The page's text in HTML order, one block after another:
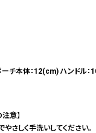
チ本体：12(cm) ハンドル
意】
さしく手洗いしてください。